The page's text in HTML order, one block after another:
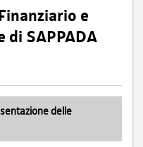
e
di SAPPADA
delle